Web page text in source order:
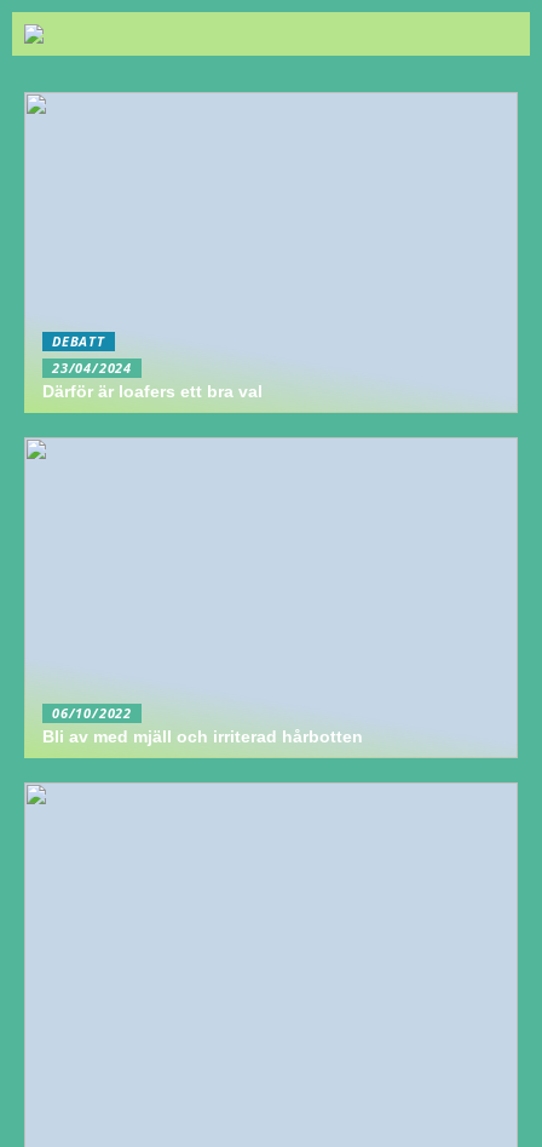
DEBATT
23/04/2024
Därför är loafers ett bra val
06/10/2022
Bli av med mjäll och irriterad hårbotten